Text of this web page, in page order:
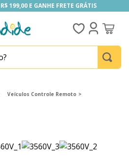
199,00 E GANHE FRETE GRÁTIS
199,00 E GANHE FRETE GRÁTIS
Veículos Controle Remoto